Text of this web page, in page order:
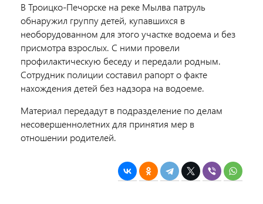
В Троицко-Печорске на реке Мылва патруль
обнаружил группу детей, купавшихся в
необорудованном для этого участке водоема и без
присмотра взрослых. С ними провели
профилактическую беседу и передали родным.
Сотрудник полиции составил рапорт о факте
нахождения детей без надзора на водоеме.
Материал передадут в подразделение по делам
несовершеннолетних для принятия мер в
отношении родителей.